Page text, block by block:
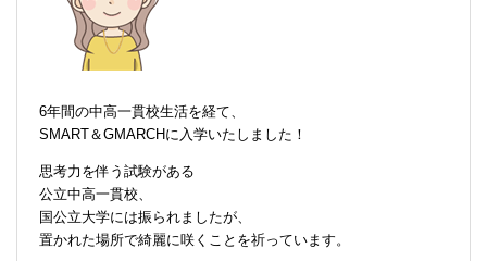
6年間の中高一貫校生活を経て、
SMART＆GMARCHに入学いたしました！
思考力を伴う試験がある
公立中高一貫校、
国公立大学には振られましたが、
置かれた場所で綺麗に咲くことを祈っています。